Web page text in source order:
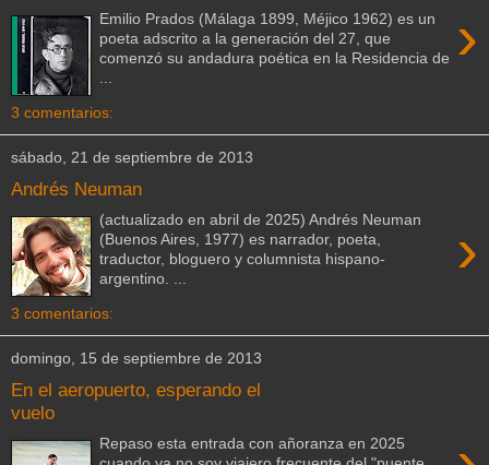
›
Emilio Prados (Málaga 1899, Méjico 1962) es un
poeta adscrito a la generación del 27, que
comenzó su andadura poética en la Residencia de
...
3 comentarios:
sábado, 21 de septiembre de 2013
Andrés Neuman
›
(actualizado en abril de 2025) Andrés Neuman
(Buenos Aires, 1977) es narrador, poeta,
traductor, bloguero y columnista hispano-
argentino. ...
3 comentarios:
domingo, 15 de septiembre de 2013
En el aeropuerto, esperando el
vuelo
Repaso esta entrada con añoranza en 2025